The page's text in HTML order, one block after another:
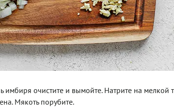
имбиря очистите и вымойте. Натрите на мелкой
Мякоть порубите.